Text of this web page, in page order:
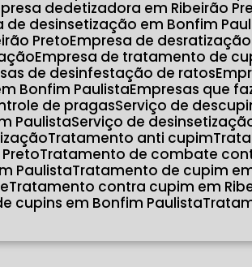
dedetizadora em Ribeirão
de desinsetização em Bonfim
Preto Empresa de desratização
Empresa de tratamento de
de desinfestação de ratos
Bonfim Paulista Empresas que
de pragas Serviço de
Paulista Serviço de
Tratamento anti cupim
Tratamento de combate
Paulista Tratamento de cupim
Tratamento contra cupim em
cupins em Bonfim Paulista